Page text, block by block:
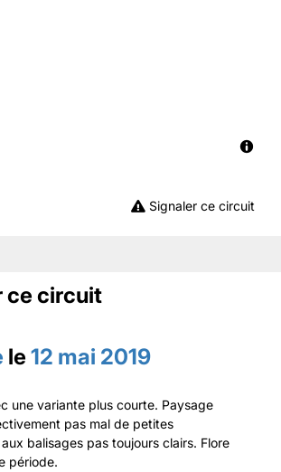
Signaler ce circuit
ce circuit
le 12 mai 2019
une variante plus courte. Paysage
pas mal de petites
balisages pas toujours clairs. Flore
période.